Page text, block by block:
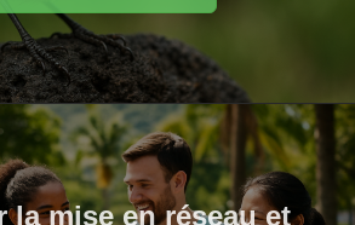
la mise en réseau et